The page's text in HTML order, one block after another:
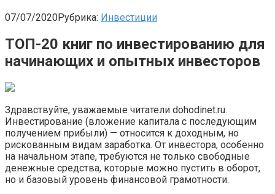
07/07/2020Рубрика: Инвестиции
ТОП-20 книг по инвестированию для
начинающих и опытных инвесторов
Здравствуйте, уважаемые читатели dohodinet.ru.
Инвестирование (вложение капитала с последующим
получением прибыли) — относится к доходным, но
рискованным видам заработка. От инвестора, особенно
на начальном этапе, требуются не только свободные
денежные средства, которые можно пустить в оборот,
но и базовый уровень финансовой грамотности.